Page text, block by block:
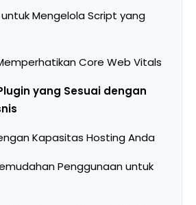
Mengelola Script yang
Core Web Vitals
yang Sesuai dengan
Kapasitas Hosting Anda
Penggunaan untuk